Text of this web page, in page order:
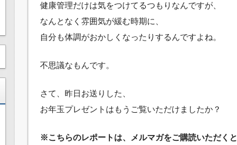
健康管理だけは気をつけてるつもりなんですが、
なんとなく雰囲気が緩む時期に、
自分も体調がおかしくなったりするんですよね。
不思議なもんです。
さて、昨日お送りした、
お年玉プレゼントはもうご覧いただけましたか？
※こちらのレポートは、メルマガをご購読いただくと